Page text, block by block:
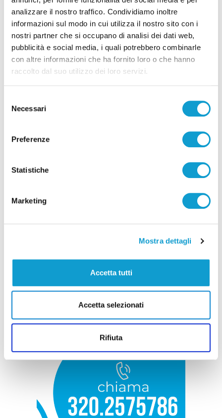
analizzare il nostro traffico. Condividiamo inoltre
informazioni sul modo in cui utilizza il nostro sito con i
nostri partner che si occupano di analisi dei dati web,
pubblicità e social media, i quali potrebbero combinarle
con altre informazioni che ha fornito loro o che hanno
raccolto dal suo utilizzo dei loro servizi.
delNecessari
Preferenze
Statistiche
Marketing
Mostra dettagli
Accetta tutti
Accetta selezionati
Rifiuta
Pubblicità